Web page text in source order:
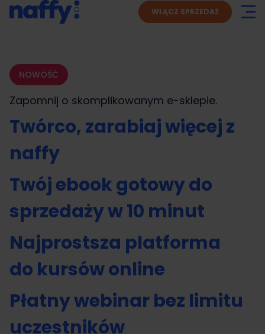
WŁĄCZ SPRZEDAŻ
NOWOŚĆ
Zapomnij o skomplikowanym e-sklepie.
Twórco, zarabiaj więcej z
naffy
Twój ebook gotowy do
sprzedaży w 10 minut
Najprostsza platforma
do kursów online
Płatny webinar bez limitu
uczestników